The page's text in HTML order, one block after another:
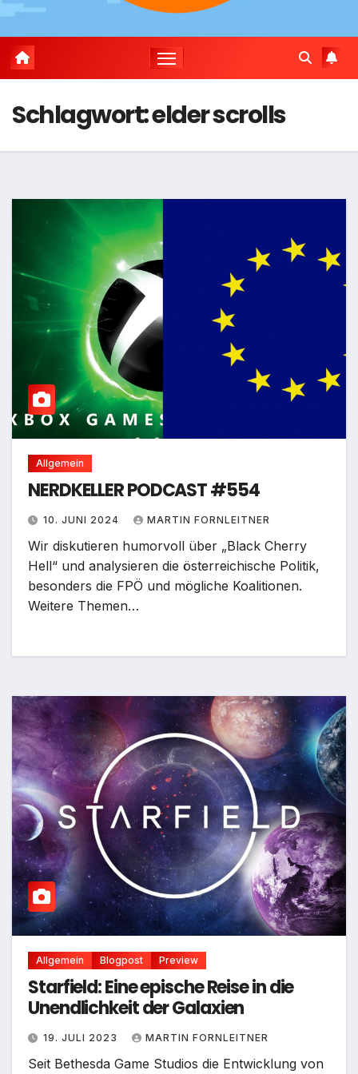
Schlagwort:elder scrolls
Allgemein
NERDKELLER PODCAST #554
10. JUNI 2024 MARTIN FORNLEITNER
Wir diskutieren humorvoll über „Black Cherry
Hell“ und analysieren die österreichische Politik,
besonders die FPÖ und mögliche Koalitionen.
Weitere Themen…
Allgemein Blogpost Preview
Starfield: Eine epische Reise in die
Unendlichkeit der Galaxien
19. JULI 2023 MARTIN FORNLEITNER
Seit Bethesda Game Studios die Entwicklung von